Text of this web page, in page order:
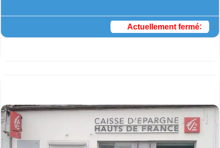
Actuellement fermé: